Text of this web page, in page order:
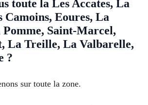
toute la Les Accates, La
Camoins, Eoures, La
Saint-Marcel,
La Treille, La Valbarelle,
?
sur toute la zone.